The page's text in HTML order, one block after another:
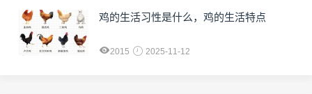
鸡的生活习性是什么，鸡的生活特点
2015 2025-11-12